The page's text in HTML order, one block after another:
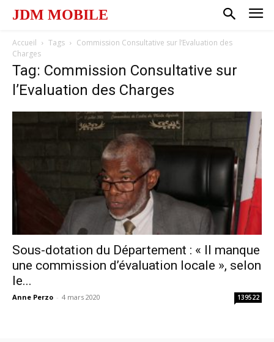
JDM MOBILE
Accueil Tags
Commission Consultative sur l’Evaluation des
Charges
Tag: Commission Consultative sur
l’Evaluation des Charges
Sous-dotation du Département : « Il manque
une commission d’évaluation locale », selon
le...
Anne Perzo - 4 mars 2020 139522